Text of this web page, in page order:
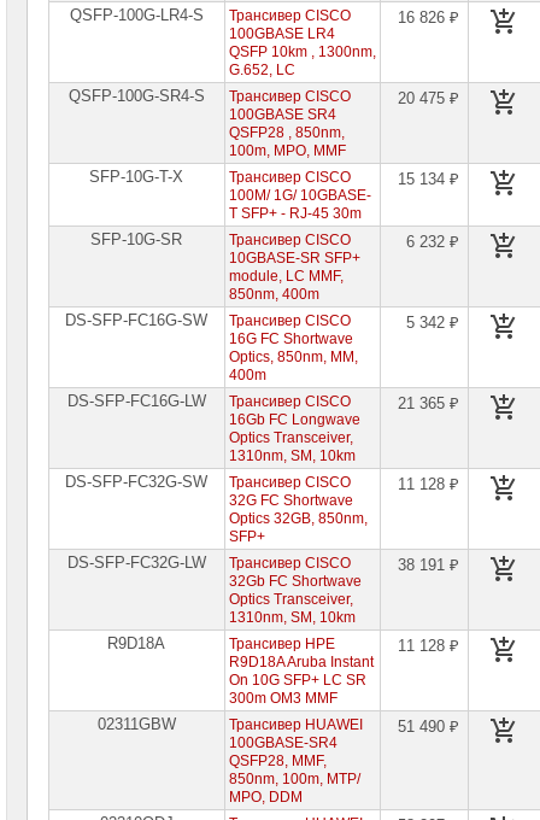
оборудование
Zyxel
контроля
NetPing
оборудование
Mikrotik
Сетевое
оборудование
Сетевое
оборудование
Сетевое
Сетевое
оборудование
оборудование
системы
Компоненты
QSFP-100G-LR4-S
Трансивер CISCO
100GBASE LR4
QSFP 10km , 1300nm,
G.652, LC
16 826 ₽
QSFP-100G-SR4-S
Трансивер CISCO
100GBASE SR4
QSFP28 , 850nm,
100m, MPO, MMF
20 475 ₽
SFP-10G-T-X
Трансивер CISCO
100M/ 1G/ 10GBASE-
T SFP+ - RJ-45 30m
15 134 ₽
SFP-10G-SR
Трансивер CISCO
10GBASE-SR SFP+
module, LC MMF,
850nm, 400m
6 232 ₽
DS-SFP-FC16G-SW
Трансивер CISCO
16G FC Shortwave
Optics, 850nm, MM,
400m
5 342 ₽
DS-SFP-FC16G-LW
Трансивер CISCO
16Gb FC Longwave
Optics Transceiver,
1310nm, SM, 10km
21 365 ₽
DS-SFP-FC32G-SW
Трансивер CISCO
32G FC Shortwave
Optics 32GB, 850nm,
SFP+
11 128 ₽
DS-SFP-FC32G-LW
Трансивер CISCO
32Gb FC Shortwave
Optics Transceiver,
1310nm, SM, 10km
38 191 ₽
R9D18A
Трансивер HPE
R9D18A Aruba Instant
On 10G SFP+ LC SR
300m OM3 MMF
11 128 ₽
02311GBW
Трансивер HUAWEI
100GBASE-SR4
QSFP28, MMF,
850nm, 100m, MTP/
MPO, DDM
51 490 ₽